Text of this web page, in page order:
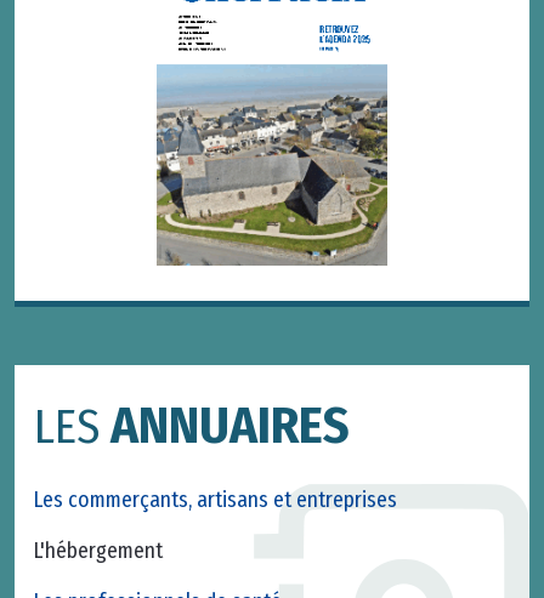
LESANNUAIRES
Les commerçants, artisans et entreprises
L'hébergement